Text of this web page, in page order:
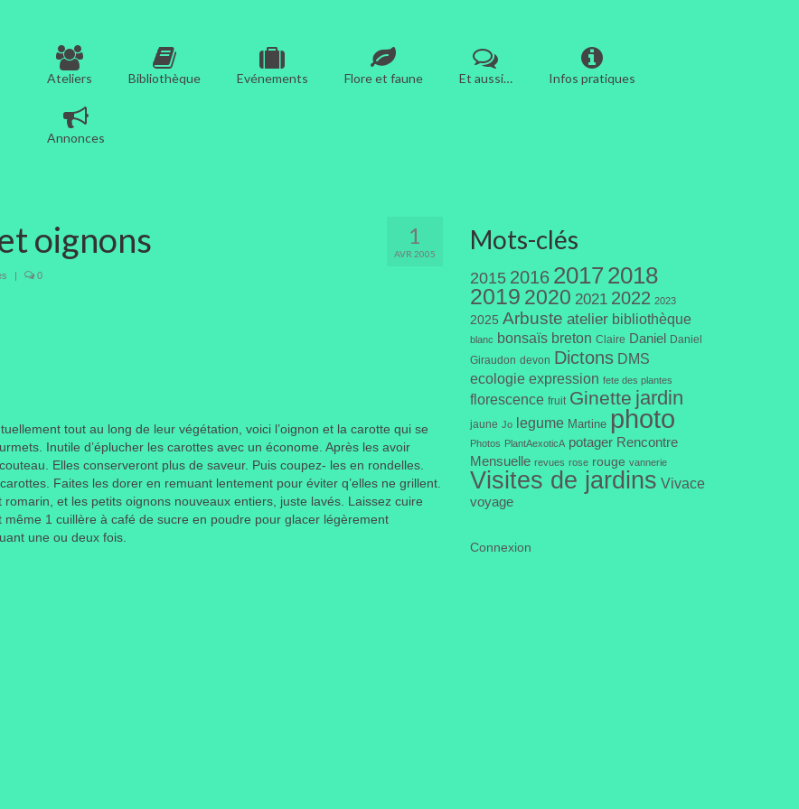
Ateliers Bibliothèque Evénements Flore et faune Et aussi… Infos pratiques
Annonces
1
AVR 2005
oignons
| 0
tout au long de leur végétation, voici l’oignon et la carotte qui se
Inutile d’éplucher les carottes avec un économe. Après les avoir
Elles conserveront plus de saveur. Puis coupez- les en rondelles.
Faites les dorer en remuant lentement pour éviter q’elles ne grillent.
et les petits oignons nouveaux entiers, juste lavés. Laissez cuire
1 cuillère à café de sucre en poudre pour glacer légèrement
une ou deux fois.
Mots-clés
2015 2016 20172018
2019 2020 2021 2022 2023
2025 Arbuste atelier bibliothèque
blanc bonsaïs breton Claire Daniel
Daniel
Giraudon devon Dictons DMS
ecologie expression fete des plantes
florescence fruit Ginette jardin
jaune Jo legume Martine photo
Photos PlantAexoticA potager Rencontre
Mensuelle revues rose rouge vannerie
Visites de jardins Vivace
voyage
Connexion